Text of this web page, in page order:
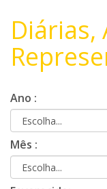
Diárias,
Ano :
Mês :